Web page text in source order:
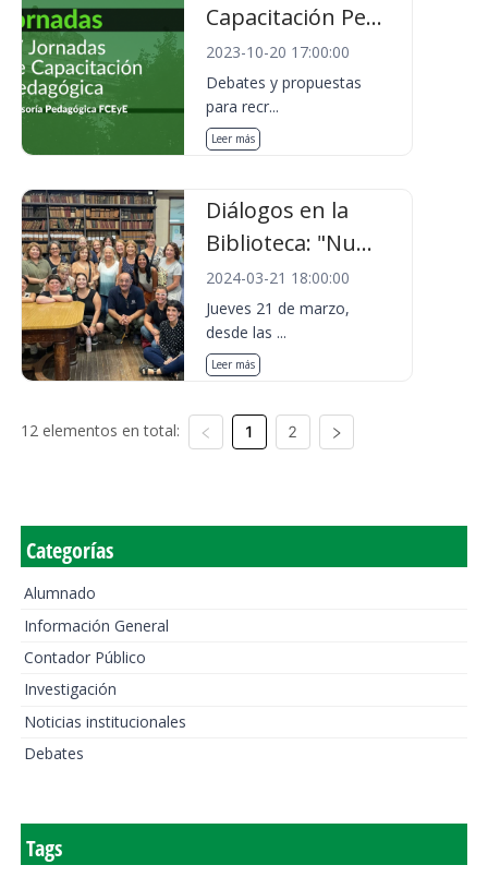
Capacitación Pe...
2023-10-20 17:00:00
Debates y propuestas
para recr...
Leer más
Diálogos en la
Biblioteca: "Nu...
2024-03-21 18:00:00
Jueves 21 de marzo,
desde las ...
Leer más
12 elementos en total: 1 2
Categorías
Alumnado
Información General
Contador Público
Investigación
Noticias institucionales
Debates
Tags